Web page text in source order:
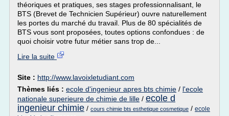
théoriques et pratiques, ses stages professionnalisant, le
BTS (Brevet de Technicien Supérieur) ouvre naturellement
les portes du marché du travail. Plus de 80 spécialités de
BTS vous sont proposées, toutes options confondues : de
quoi choisir votre futur métier sans trop de...
Lire la suite
Site : http://www.lavoixletudiant.com
Thèmes liés : ecole d'ingenieur apres bts chimie / l'ecole
nationale superieure de chimie de lille / ecole d
ingenieur chimie / cours chimie bts esthetique cosmetique / ecole